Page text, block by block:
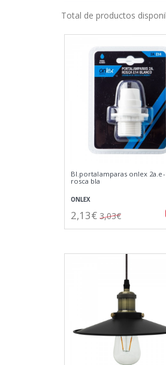
Total de productos
Bl.portalamparas onlex 2a.e-
rosca bla
ONLEX
2,13€ 3,03€